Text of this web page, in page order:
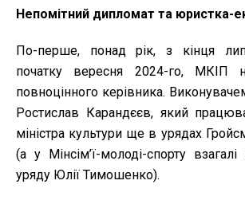
Непомітний дипломат та юристка-
По-перше, понад рік, з кінця
початку вересня 2024-го, МКІП
повноцінного керівника.
Ростислав Карандєєв, який
міністра культури ще в урядах
(а у Мінсім’ї-молоді-спорту
уряду Юлії Тимошенко).